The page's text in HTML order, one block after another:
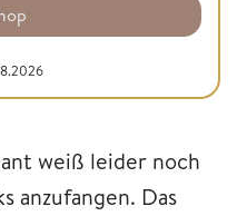
weiß leider noch
anzufangen. Das